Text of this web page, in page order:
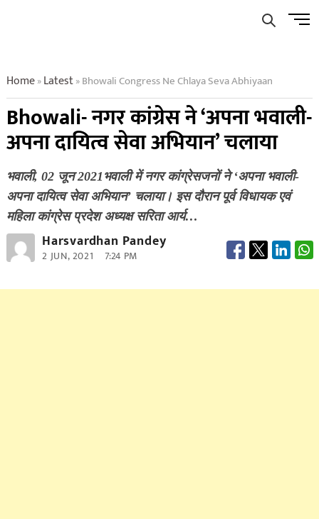
Menu
Home»Latest»Bhowali Congress Ne Chlaya Seva Abhiyaan
Bhowali- नगर कांग्रेस ने ‘अपना भवाली-
अपना दायित्व सेवा अभियान’ चलाया
भवाली, 02 जून 2021भवाली में नगर कांग्रेसजनों ने ‘अपना भवाली-
अपना दायित्व सेवा अभियान’ चलाया। इस दौरान पूर्व विधायक एवं
महिला कांग्रेस प्रदेश अध्यक्ष सरिता आर्य…
Harsvardhan Pandey
2 JUN, 2021 7:24 PM